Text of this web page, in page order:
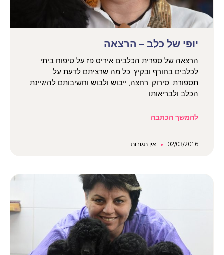
יופי של כלב – הרצאה
הרצאה של ספרית הכלבים איריס פז על טיפוח ביתי
לכלבים בחורף ובקיץ. כל מה שרציתם לדעת על
תספורת, סירוק, רחצה, ייבוש ולבוש וחשיבותם להיגיינת
הכלב ולבריאותו
להמשך הכתבה
02/03/2016 אין תגובות